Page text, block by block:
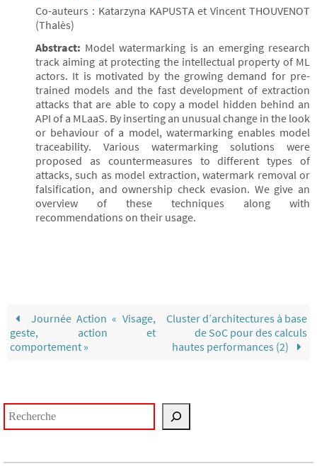
Co-auteurs : Katarzyna KAPUSTA et Vincent THOUVENOT
(Thalès)
Abstract: Model watermarking is an emerging research
track aiming at protecting the intellectual property of ML
actors. It is motivated by the growing demand for pre-
trained models and the fast development of extraction
attacks that are able to copy a model hidden behind an
API of a MLaaS. By inserting an unusual change in the look
or behaviour of a model, watermarking enables model
traceability. Various watermarking solutions were
proposed as countermeasures to different types of
attacks, such as model extraction, watermark removal or
falsification, and ownership check evasion. We give an
overview of these techniques along with
recommendations on their usage.
Journée Action « Visage,
geste, action et
comportement »
Cluster d’architectures à base
de SoC pour des calculs
hautes performances (2)